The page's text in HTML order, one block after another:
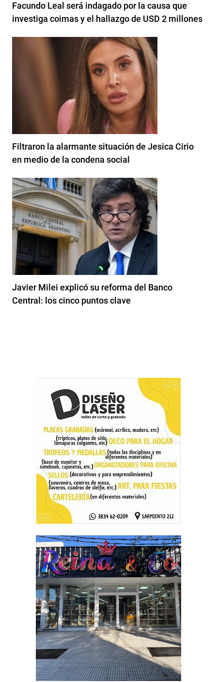
Facundo Leal será indagado por la causa que
investiga coimas y el hallazgo de USD 2 millones
Filtraron la alarmante situación de Jesica Cirio
en medio de la condena social
Javier Milei explicó su reforma del Banco
Central: los cinco puntos clave